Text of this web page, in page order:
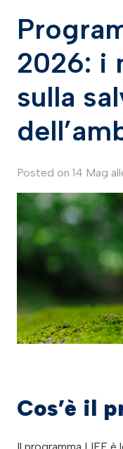
2026: i
sulla
Posted on 14 Mag
Cos’è il